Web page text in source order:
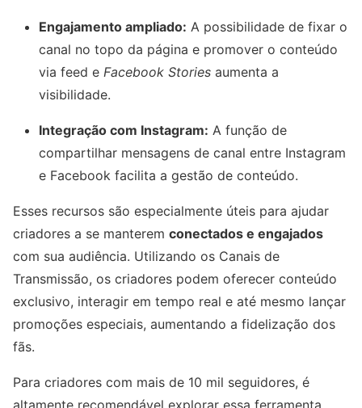
Engajamento ampliado: A possibilidade de fixar o
canal no topo da página e promover o conteúdo
via feed e Facebook Stories aumenta a
visibilidade.
Integração com Instagram: A função de
compartilhar mensagens de canal entre Instagram
e Facebook facilita a gestão de conteúdo.
Esses recursos são especialmente úteis para ajudar
criadores a se manterem conectados e engajados
com sua audiência. Utilizando os Canais de
Transmissão, os criadores podem oferecer conteúdo
exclusivo, interagir em tempo real e até mesmo lançar
promoções especiais, aumentando a fidelização dos
fãs.
Para criadores com mais de 10 mil seguidores, é
altamente recomendável explorar essa ferramenta